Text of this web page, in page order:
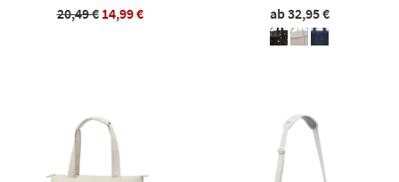
20,49 € 14,99 €
ab 32,95 €